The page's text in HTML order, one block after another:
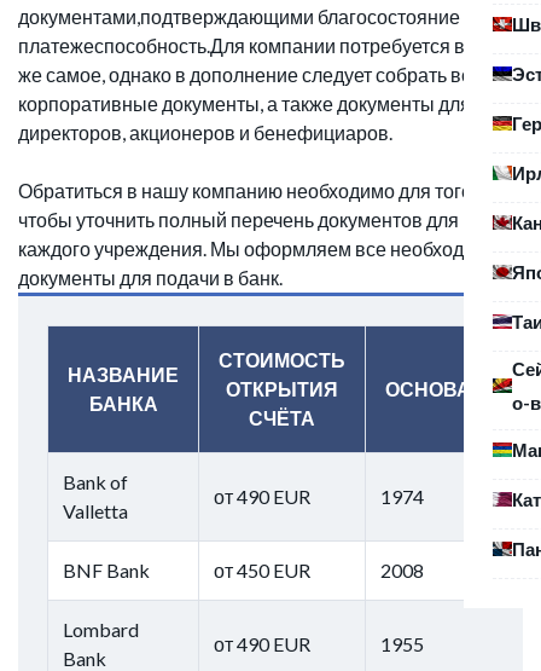
о-
документами,подтверждающими благосостояние и
платежеспособность.Для компании потребуется все то
же самое, однако в дополнение следует собрать все
корпоративные документы, а также документы для
директоров, акционеров и бенефициаров.
Обратиться в нашу компанию необходимо для того,
чтобы уточнить полный перечень документов для
каждого учреждения. Мы оформляем все необходимые
документы для подачи в банк.
НАЗВАНИЕ
БАНКА
СТОИМОСТЬ
ОТКРЫТИЯ
СЧЁТА
ОСНОВАН
Bank of
Valletta
от 490 EUR 1974
BNF Bank от 450 EUR 2008
Lombard
Bank
от 490 EUR 1955